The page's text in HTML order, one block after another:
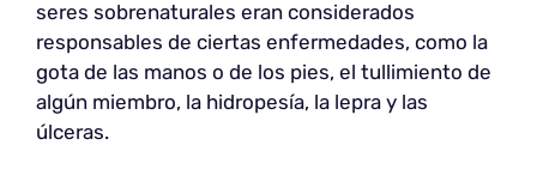
seres sobrenaturales eran considerados
responsables de ciertas enfermedades, como la
gota de las manos o de los pies, el tullimiento de
algún miembro, la hidropesía, la lepra y las
úlceras.